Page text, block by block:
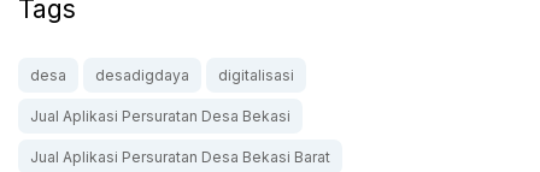
Tags
desa desadigdaya digitalisasi
Jual Aplikasi Persuratan Desa Bekasi
Jual Aplikasi Persuratan Desa Bekasi Barat